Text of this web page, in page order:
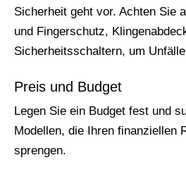
Sicherheit geht vor. Achten Sie
und Fingerschutz,
Sicherheitsschaltern, um
Preis und Budget
Legen Sie ein Budget fest und
Modellen, die Ihren finanziellen
sprengen.